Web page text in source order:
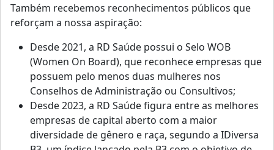
Também recebemos reconhecimentos públicos que
reforçam a nossa aspiração:
Desde 2021, a RD Saúde possui o Selo WOB
(Women On Board), que reconhece empresas que
possuem pelo menos duas mulheres nos
Conselhos de Administração ou Consultivos;
Desde 2023, a RD Saúde figura entre as melhores
empresas de capital aberto com a maior
diversidade de gênero e raça, segundo a IDiversa